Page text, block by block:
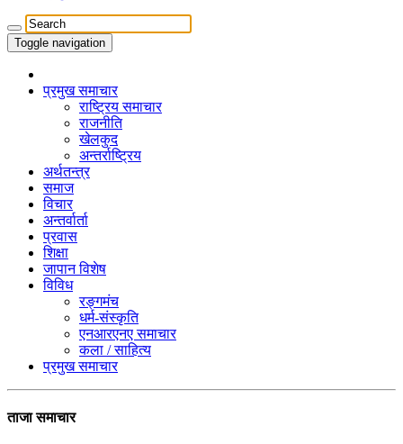
Toggle navigation
प्रमुख समाचार
राष्ट्रिय समाचार
राजनीति
खेलकुद
अन्तर्राष्ट्रिय
अर्थतन्त्र
समाज
विचार
अन्तर्वार्ता
प्रवास
शिक्षा
जापान विशेष
विविध
रङ्गमंच
धर्म-संस्कृति
एनआरएनए समाचार
कला / साहित्य
प्रमुख समाचार
ताजा समाचार